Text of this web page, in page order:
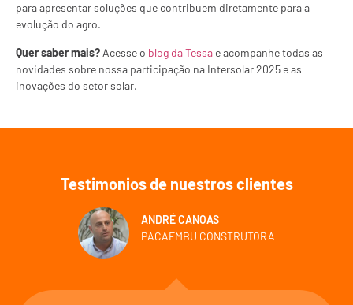
para apresentar soluções que contribuem diretamente para a
evolução do agro.
Quer saber mais? Acesse o blog da Tessa e acompanhe todas as
novidades sobre nossa participação na Intersolar 2025 e as
inovações do setor solar.
Testimonios de nuestros clientes
ANDRÉ CANOAS
PACAEMBU CONSTRUTORA